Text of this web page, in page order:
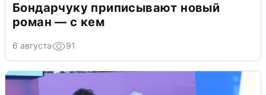
Бондарчуку приписывают новый
роман — с кем
6 августа 91